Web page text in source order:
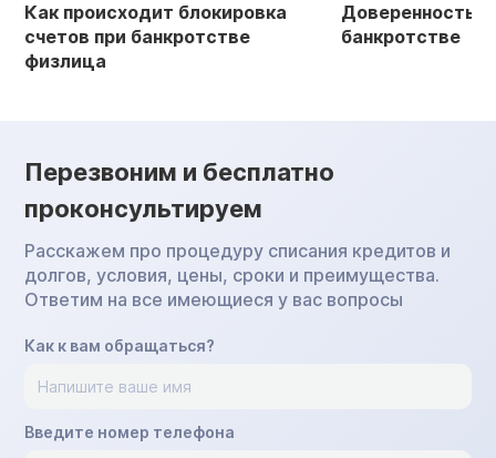
Как происходит блокировка
счетов при банкротстве
физлица
Доверенность
банкротстве
Перезвоним и бесплатно
проконсультируем
Расскажем про процедуру списания кредитов и
долгов, условия, цены, сроки и преимущества.
Ответим на все имеющиеся у вас вопросы
Как к вам обращаться?
Введите номер телефона